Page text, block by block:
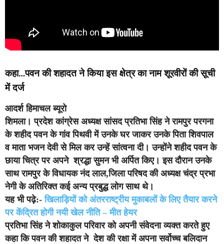
कहा…पवन की शहादत ने किया इस क्षेत्र का नाम शूरवीरों की सूची
में दर्ज
आदर्श हिमाचल ब्यूरो
शिमला। प्रदेश कांग्रेस अध्यक्ष सांसद प्रतिभा सिंह ने रामपुर परगना
के शहीद पवन के गांव पिथवी में उनके घर जाकर उनके पिता शिवपाल
व माता भजन देवी से मिल कर उन्हें सांत्वना दी। उन्होंने शहीद पवन के
छाया चित्र पर अपने श्रद्धा सुमन भी अर्पित किए। इस दौरान उनके
साथ रामपुर के विधायक नंद लाल,जिला परिषद की अध्यक्ष चंद्र प्रभा
नेगी के अतिरिक्त कई अन्य प्रबुद्ध लोग साथ थे।
यह भी पढ़े:-खिलाड़ियों को अंतरराष्ट्रीय मुकाबलों के लिए तैयार करने
पर केंद्रित होगी नयी खेल नीति – मीत हेयर
प्रतिभा सिंह ने शोकाकुल परिवार को अपनी संवेदना व्यक्त करते हुए
कहा कि पवन की शहादत ने देश की रक्षा में अपना सर्वोच्च बलिदान